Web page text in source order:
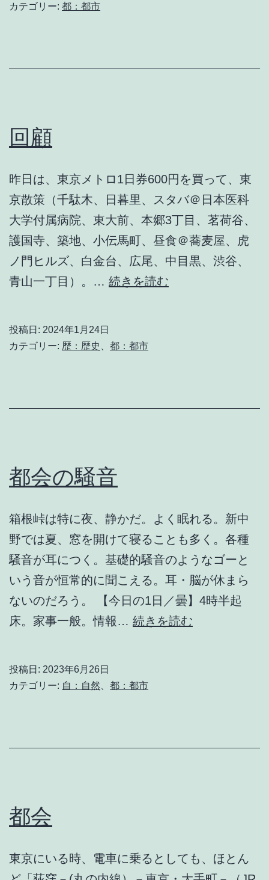
カテゴリー: 都：都市
回顧
昨日は、東京メトロ1日券600円を買って、東
京散策（千駄木、日暮里、スタバ＠日本医科
大学付属病院、東大前、本郷3丁目、茗荷谷、
護国寺、築地、小伝馬町、昼食＠蕎麦屋、虎
ノ門ヒルズ、白金台、広尾、中目黒、渋谷、
青山一丁目）。… 続きを読む
投稿日: 2024年1月24日
カテゴリー: 歴：歴史 都：都市
都会の騒音
箱根峠は特に夜、静かだ。よく眠れる。新中
野では夏、窓を開けて寝ることも多く。各種
騒音が耳につく。基礎的騒音のようなゴーと
いう音が恒常的に聞こえる。耳・脳が休まら
ないのだろう。 【今日の1日／曇】4時半起
床。家事一般。情報… 続きを読む
投稿日: 2023年6月26日
カテゴリー: 自：自然 都：都市
都会
東京にいる時、電車に乗るとしても、ほとん